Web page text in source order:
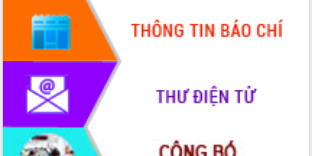
Xây dựng nền hành chính số đồng
hành cùng nông dân dân, doanh nghiệp
Giai đoạn 2026-2030, Đắk Lắk phấn
đấu có 77% xã đạt chuẩn nông thôn
Chuyển đổi số 'mở đường' cho nông
nghiệp Đắk Lắk tăng trưởng bứt phá
Triển khai đồng bộ đo đạc, lập hồ sơ
địa chính, hoàn thiện cơ sở dữ liệu đất
đai